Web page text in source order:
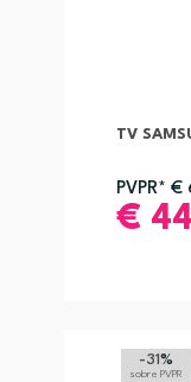
TV
PVPR* €
€
-31%
sobre PVPR